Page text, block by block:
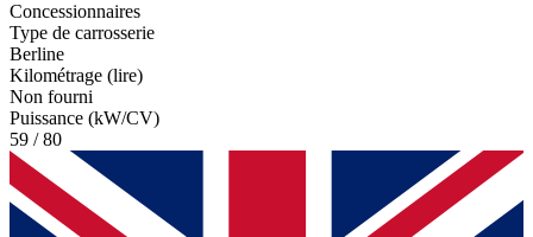
Concessionnaires
Type de carrosserie
Berline
Kilométrage (lire)
Non fourni
Puissance (kW/CV)
59 / 80